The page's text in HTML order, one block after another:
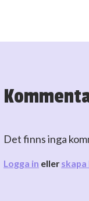
Det finns inga
Logga in eller